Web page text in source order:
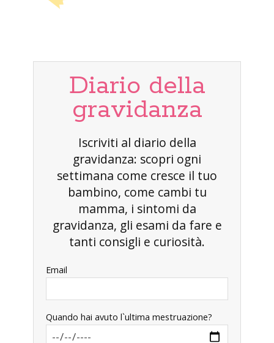
Diario della
gravidanza
Iscriviti al diario della
gravidanza: scopri ogni
settimana come cresce il tuo
bambino, come cambi tu
mamma, i sintomi da
gravidanza, gli esami da fare e
tanti consigli e curiosità.
Email
Quando hai avuto l`ultima mestruazione?